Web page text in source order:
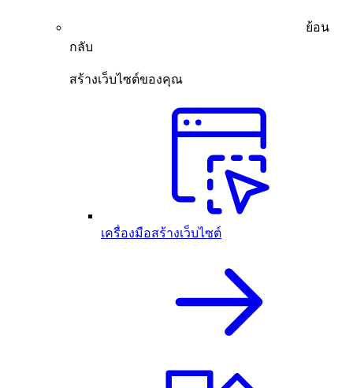
ย้อน
กลับ
สร้างเว็บไซต์ของคุณ
เครื่องมือสร้างเว็บไซต์